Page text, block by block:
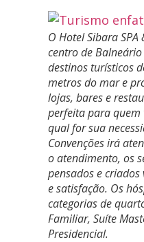
O Hotel Sibara
centro de
destinos turísticos
metros do mar e
lojas, bares e
perfeita para quem
qual for sua
Convenções irá
o atendimento, os
pensados e
e satisfação. Os
categorias de
Familiar, Suíte
Presidencial.